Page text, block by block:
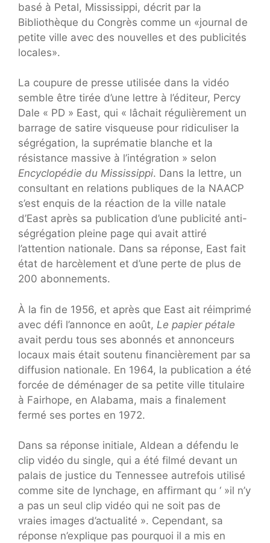
basé à Petal, Mississippi, décrit par la
Bibliothèque du Congrès comme un «journal de
petite ville avec des nouvelles et des publicités
locales».
La coupure de presse utilisée dans la vidéo
semble être tirée d’une lettre à l’éditeur, Percy
Dale « PD » East, qui « lâchait régulièrement un
barrage de satire visqueuse pour ridiculiser la
ségrégation, la suprématie blanche et la
résistance massive à l’intégration » selon
Encyclopédie du Mississippi. Dans la lettre, un
consultant en relations publiques de la NAACP
s’est enquis de la réaction de la ville natale
d’East après sa publication d’une publicité anti-
ségrégation pleine page qui avait attiré
l’attention nationale. Dans sa réponse, East fait
état de harcèlement et d’une perte de plus de
200 abonnements.
À la fin de 1956, et après que East ait réimprimé
avec défi l’annonce en août, Le papier pétale
avait perdu tous ses abonnés et annonceurs
locaux mais était soutenu financièrement par sa
diffusion nationale. En 1964, la publication a été
forcée de déménager de sa petite ville titulaire
à Fairhope, en Alabama, mais a finalement
fermé ses portes en 1972.
Dans sa réponse initiale, Aldean a défendu le
clip vidéo du single, qui a été filmé devant un
palais de justice du Tennessee autrefois utilisé
comme site de lynchage, en affirmant qu ‘ »il n’y
a pas un seul clip vidéo qui ne soit pas de
vraies images d’actualité ». Cependant, sa
réponse n’explique pas pourquoi il a mis en